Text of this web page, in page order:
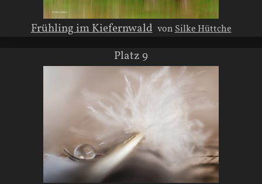
Frühling im Kiefernwald vonSilke Hüttche
Platz 9